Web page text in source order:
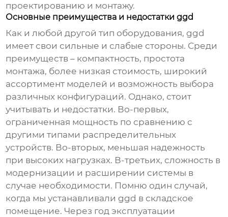
проектированию и монтажу.
Основные преимущества и недостатки ggd
Как и любой другой тип оборудования,ggd
имеет свои сильные и слабые стороны. Среди
преимуществ – компактность, простота
монтажа, более низкая стоимость, широкий
ассортимент моделей и возможность выбора
различных конфигураций. Однако, стоит
учитывать и недостатки. Во-первых,
ограниченная мощность по сравнению с
другими типами распределительных
устройств. Во-вторых, меньшая надежность
при высоких нагрузках. В-третьих, сложность в
модернизации и расширении системы в
случае необходимости. Помню один случай,
когда мы устанавливалиggd в складское
помещение. Через год эксплуатации